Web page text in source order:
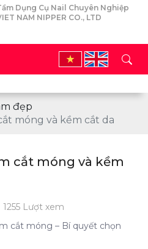
Dụng Cụ Nail Chuyên Nghiệp
NAM NIPPER CO., LTD
đẹp
móng và kềm cắt da
cắt móng và kềm
1255 Lượt xem
cắt móng – Bí quyết chọn